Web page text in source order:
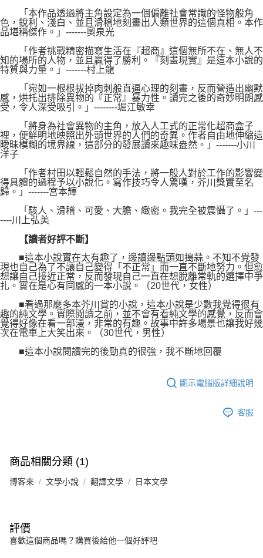
「本作品透過將主角設定為一個偏離社會常識的怪物般角
色，銳利、淺白、並且滑稽地刻畫出人類世界的這個真相。本作
品堪稱傑作。」-------奧泉光
「作者挑戰精密描寫生活在『超商』這個無所不在、無人不
知的場所的人物，並且贏得了勝利。『刻畫現實』是這本小說的
特質與力量。」-------村上龍
「宛如一根根拔掉肉刺般直逼心理的刻畫，反而營造出幽默
感，烘托出排除異物的『正常』暴力性。讀完之後的奇妙明朗感
受，令人深受吸引。」--------堀江敏幸
「將身為社會異物的主角，放入人工式的正常化超商盒子
裡，便鮮明地映照出外頭世界的人們的奇異。作者自由地伸縮這
曖昧模糊的境界線，這部分的發展讀來趣味盎然。」-------小川
洋子
「作者村田以輕鬆自然的手法，將一般人對於工作的影響變
得具體的過程予以小說化。寫作技巧令人驚嘆，芥川獎實至名
歸。」-------宮本輝
「駭人、滑稽、可愛、大膽、緻密。我完全被震懾了。」---
----川上弘美
【讀者好評不斷】
■這本小說實在太有趣了，邊讀邊點頭如搗蒜。不知不覺發
現也自己為了不讓自己變得「不正常」而一直不斷地努力。但愈
想讓自己接近正常，反而發現自己一直在想脫離常軌的選擇中爭
扎。實在是心有同感的一本小說。（20世代，女性）
■看過那麼多本芥川賞的小說，這本小說是少數我覺得很有
趣的純文學。實際閱讀之前，並不會有看純文學的感覺，反而會
覺得好像在看一部漫，非常的有趣。故事中許多場景也讓我好幾
次在電車上大笑出來。（30世代，男性）
■這本小說閱讀完的後勁真的很強，我不斷地回覆
顯示電腦版詳細說明
客服
商品相關分類 (1)
博客來 文學小說 翻譯文學 日本文學
評價
喜歡這個商品嗎？購買後給他一個好評吧